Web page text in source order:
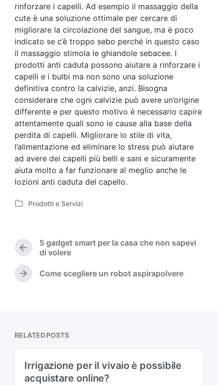
rinforzare i capelli. Ad esempio il massaggio della
cute è una soluzione ottimale per cercare di
migliorare la circolazione del sangue, ma è poco
indicato se c’è troppo sebo perché in questo caso
il massaggio stimola le ghiandole sebacee. I
prodotti anti caduta possono aiutare a rinforzare i
capelli e i bulbi ma non sono una soluzione
definitiva contro la calvizie, anzi. Bisogna
considerare che ogni calvizie può avere un’origine
differente e per questo motivo è necessario capire
attentamente quali sono le cause alla base della
perdita di capelli. Migliorare lo stile di vita,
l’alimentazione ed eliminare lo stress può aiutare
ad avere dei capelli più belli e sani e sicuramente
aiuta molto a far funzionare al meglio anche le
lozioni anti caduta del capello.
P
e
i
n
Prodotti e Servizi
P
e
v
o
:
5 gadget smart per la casa che non sapevi
di volere
N
s
Come scegliere un robot aspirapolvere
RELATED POSTS
Irrigazione per il vivaio è possibile
acquistare online?